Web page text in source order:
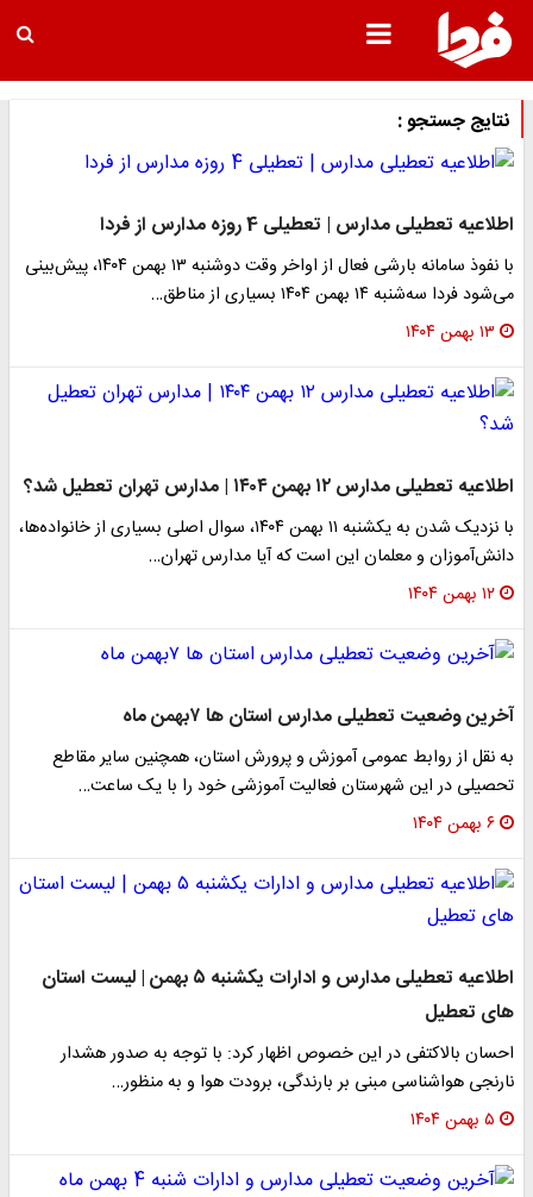
نتایج جستجو :
اطلاعیه تعطیلی مدارس | تعطیلی 4 روزه مدارس از فردا
با نفوذ سامانه بارشی فعال از اواخر وقت دوشنبه ۱۳ بهمن ۱۴۰۴، پیش‌بینی
می‌شود فردا سه‌شنبه ۱۴ بهمن ۱۴۰۴ بسیاری از مناطق…
۱۳ بهمن ۱۴۰۴
اطلاعیه تعطیلی مدارس ۱۲ بهمن ۱۴۰۴ | مدارس تهران تعطیل شد؟
با نزدیک شدن به یکشنبه ۱۱ بهمن ۱۴۰۴، سوال اصلی بسیاری از خانواده‌ها،
دانش‌آموزان و معلمان این است که آیا مدارس تهران…
۱۲ بهمن ۱۴۰۴
آخرین وضعیت تعطیلی مدارس استان ها ۷بهمن ماه
به نقل از روابط عمومی آموزش و پرورش استان، همچنین سایر مقاطع
تحصیلی در این شهرستان فعالیت آموزشی خود را با یک ساعت…
۶ بهمن ۱۴۰۴
اطلاعیه تعطیلی مدارس و ادارات یکشنبه ۵ بهمن | لیست استان
های تعطیل
احسان بالاکتفی در این خصوص اظهار کرد: با توجه به صدور هشدار
نارنجی هواشناسی مبنی بر بارندگی، برودت هوا و به منظور…
۵ بهمن ۱۴۰۴